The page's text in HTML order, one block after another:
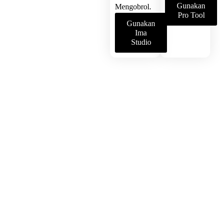
Mengobrol.
Gunakan
Ima
Studio
Gunakan
Pro Tool